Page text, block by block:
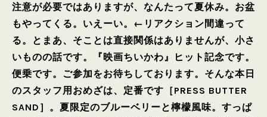
注意が必要ではありますが、なんたって夏休み。お盆
もやってくる。いえーい。←リアクション間違って
る。とまあ、そことは直接関係はありませんが、小さ
いものの話です。『映画ちいかわ』ヒット記念です。
便乗です。ご参加をお待ちしております。そんな本日
のスタッフ用おめざは、定番です［PRESS BUTTER
SAND］。夏限定のブルーベリーと檸檬風味。すっぱ